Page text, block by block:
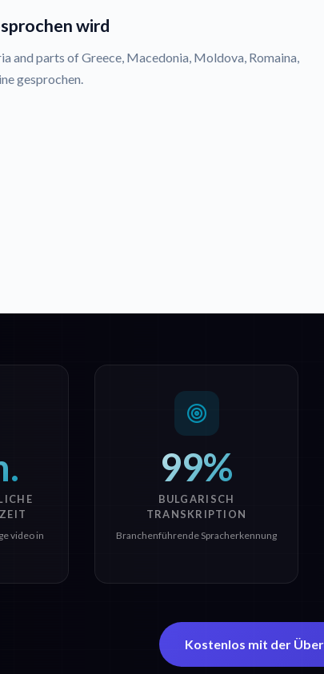
wird
and parts of Greece, Macedonia, Moldova, Romaina,
gesprochen.
video in
99%
BULGARISCH
TRANSKRIPTION
Branchenführende Spracherkennung
Kostenlos mit der